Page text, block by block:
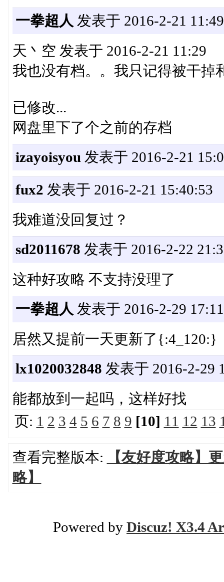
一拳超人 发表于 2016-2-21
天丶空 发表于 2016-2-21 11:29
我也没有档。。我只记得被干掉
已修改...
网盘里下了个之前的存档
izayoisyou 发表于 2016-2-21
fux2 发表于 2016-2-21 15:40:53
我难道没回复过？
sd2011678 发表于 2016-2-22
这种好攻略 不支持没理了
一拳超人 发表于 2016-2-29
居然又提前一天更新了{:4_120:}
lx1020032848 发表于 2016-2-29
能都放到一起吗，这样好找
页: 1 2 3 4 5 6 7 8 9 [10] 11 12 13
查看完整版本:
【友好度攻略】
略】
Powered by Discuz! X3.4